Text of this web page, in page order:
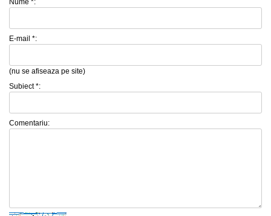
Nume *:
E-mail *:
(nu se afiseaza pe site)
Subiect *:
Comentariu: